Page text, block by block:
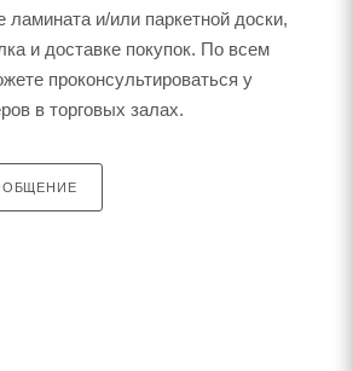
ламината и/или паркетной доски,
и доставке покупок. По всем
проконсультироваться у
в торговых залах.